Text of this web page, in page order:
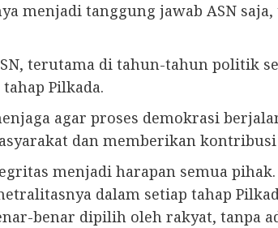
menjadi tanggung jawab ASN
terutama di tahun-tahun politik
Pilkada.
agar proses demokrasi
dan memberikan
menjadi harapan semua
dalam setiap tahap
benar dipilih oleh rakyat, tanpa